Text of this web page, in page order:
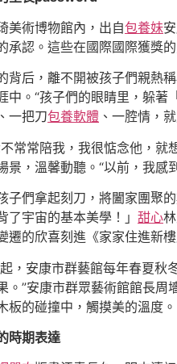
美術博物館內，出自包養妹
承認。這些在國際國際獲獎
背后，離不開被孩子們親熱
中。“孩子們的眼睛里，躲
一把刀包養軟體 、一腔情，
常常陪我，我很惦念他，
景，溫馨動聽。“以前，我感
子們拿起刻刀，將闔家團聚
了宇宙的基本美學！」 甜心
遷的欣喜刻進《家家住進新
，安康市群藝館每年春夏秋
。”安康市群眾藝術館館長
板的碰撞中，觸摸美的溫度。
時期表達